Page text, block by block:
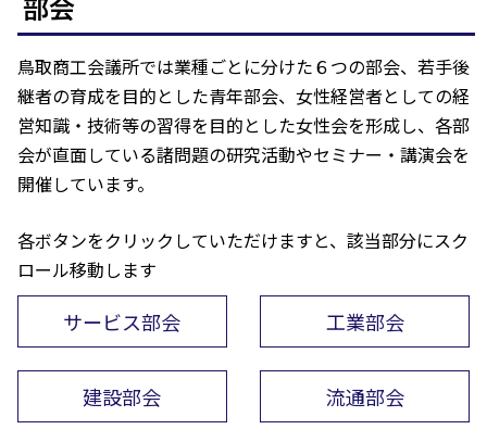
鳥取商工会議所では業種ごとに分けた６つの部会、若手後
継者の育成を目的とした青年部会、女性経営者としての経
営知識・技術等の習得を目的とした女性会を形成し、各部
会が直面している諸問題の研究活動やセミナー・講演会を
開催しています。
各ボタンをクリックしていただけますと、該当部分にスク
ロール移動します
サービス部会 工業部会
建設部会 流通部会